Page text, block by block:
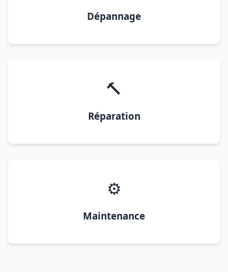
Dépannage
🔨
Réparation
⚙️
Maintenance